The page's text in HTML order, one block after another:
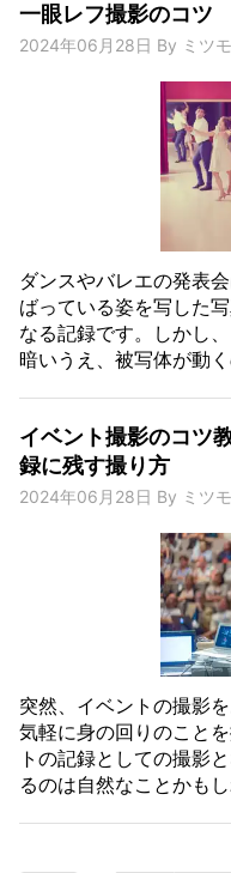
一眼レフ撮影のコツ
2024年06月28日 By ミツ
ダンスやバレエの発表
ばっている姿を写した
なる記録です。しかし
暗いうえ、被写体が動
イベント撮影のコツ
録に残す撮り方
2024年06月28日 By ミツ
突然、イベントの撮影
気軽に身の回りのこと
トの記録としての撮影
るのは自然なことかも